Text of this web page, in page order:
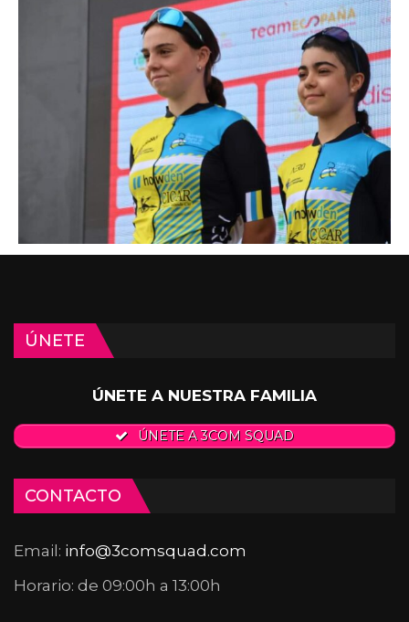
ÚNETE
ÚNETE A NUESTRA FAMILIA
ÚNETE A 3COM SQUAD
CONTACTO
Email: info@3comsquad.com
Horario: de 09:00h a 13:00h